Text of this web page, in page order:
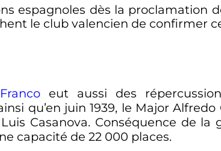
espagnoles dès la proclamation
le club valencien de confirmer
Francoeut aussi des
ainsi qu’en juin 1939, le Major
Casanova. Conséquence de la
capacité de 22 000 places.